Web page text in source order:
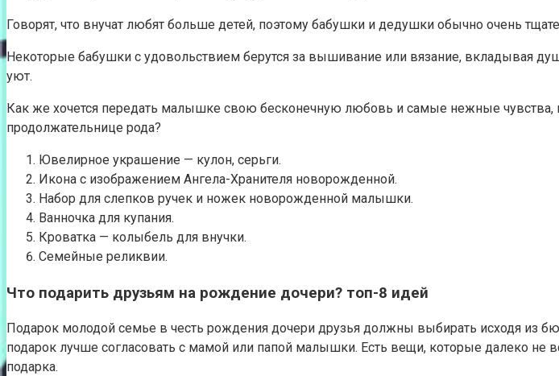
Говорят, что внучат любят больше детей, поэтому бабушки и дедушки обычно очень
Некоторые бабушки с удовольствием берутся за вышивание или вязание, вкладывая
уют.
Как же хочется передать малышке свою бесконечную любовь и самые нежные чувства,
продолжательнице рода?
Ювелирное украшение — кулон, серьги.
Икона с изображением Ангела-Хранителя новорожденной.
Набор для слепков ручек и ножек новорожденной малышки.
Ванночка для купания.
Кроватка — колыбель для внучки.
Семейные реликвии.
Что подарить друзьям на рождение дочери? топ-8 идей
Подарок молодой семье в честь рождения дочери друзья должны выбирать исходя из
подарок лучше согласовать с мамой или папой малышки. Есть вещи, которые далеко не
подарка.